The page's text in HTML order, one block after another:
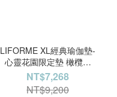
LIFORME XL經典瑜伽墊-
心靈花園限定墊 橄欖綠
【愛莉莎莎專屬】
NT$7,268
NT$9,200